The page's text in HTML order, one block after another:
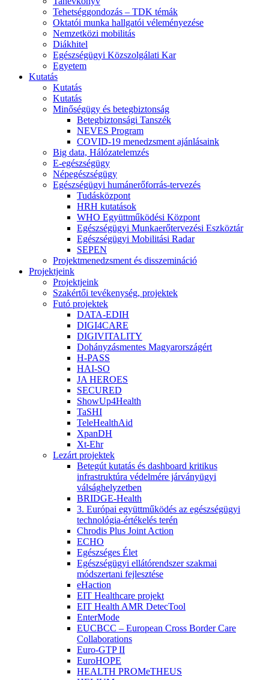
Tehetséggondozás – TDK témák
Oktatói munka hallgatói véleményezése
Nemzetközi mobilitás
Diákhitel
Egészségügyi Közszolgálati Kar
Egyetem
Kutatás
Kutatás
Kutatás
Minőségügy és betegbiztonság
Betegbiztonsági Tanszék
NEVES Program
COVID-19 menedzsment ajánlásaink
Big data, Hálózatelemzés
E-egészségügy
Népegészségügy
Egészségügyi humánerőforrás-tervezés
Tudásközpont
HRH kutatások
WHO Együttműködési Központ
Egészségügyi Munkaerőtervezési Eszköztár
Egészségügyi Mobilitási Radar
SEPEN
Projektmenedzsment és disszemináció
Projektjeink
Projektjeink
Szakértői tevékenység, projektek
Futó projektek
DATA-EDIH
DIGI4CARE
DIGIVITALITY
Dohányzásmentes Magyarországért
H-PASS
HAI-SO
JA HEROES
SECURED
ShowUp4Health
TaSHI
TeleHealthAid
XpanDH
Xt-Ehr
Lezárt projektek
Betegút kutatás és dashboard kritikus
infrastruktúra védelmére járványügyi
válsághelyzetben
BRIDGE-Health
3. Európai együttműködés az egészségügyi
technológia-értékelés terén
Chrodis Plus Joint Action
ECHO
Egészséges Élet
Egészségügyi ellátórendszer szakmai
módszertani fejlesztése
eHaction
EIT Healthcare projekt
EIT Health AMR DetecTool
EnterMode
EUCBCC – European Cross Border Care
Collaborations
Euro-GTP II
EuroHOPE
HEALTH PROMeTHEUS